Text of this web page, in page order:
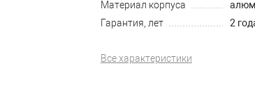
Материал корпуса
Гарантия, лет
2
Все характеристики